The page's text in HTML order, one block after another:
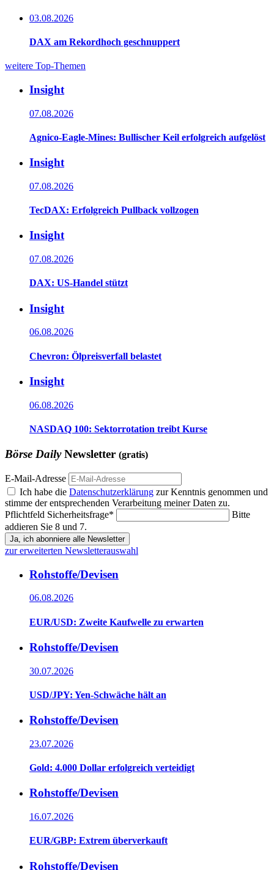
03.08.2026
DAX am Rekordhoch geschnuppert
weitere Top-Themen
Insight
07.08.2026
Agnico-Eagle-Mines: Bullischer Keil erfolgreich aufgelöst
Insight
07.08.2026
TecDAX: Erfolgreich Pullback vollzogen
Insight
07.08.2026
DAX: US-Handel stützt
Insight
06.08.2026
Chevron: Ölpreisverfall belastet
Insight
06.08.2026
NASDAQ 100: Sektorrotation treibt Kurse
Börse DailyNewsletter (gratis)
E-Mail-Adresse
Ich habe die Datenschutzerklärung zur Kenntnis genommen und
stimme der entsprechenden Verarbeitung meiner Daten zu.
Pflichtfeld Sicherheitsfrage*
Bitte
addieren Sie 8 und 7.
Ja, ich abonniere alle Newsletter
zur erweiterten Newsletterauswahl
Rohstoffe/Devisen
06.08.2026
EUR/USD: Zweite Kaufwelle zu erwarten
Rohstoffe/Devisen
30.07.2026
USD/JPY: Yen-Schwäche hält an
Rohstoffe/Devisen
23.07.2026
Gold: 4.000 Dollar erfolgreich verteidigt
Rohstoffe/Devisen
16.07.2026
EUR/GBP: Extrem überverkauft
Rohstoffe/Devisen